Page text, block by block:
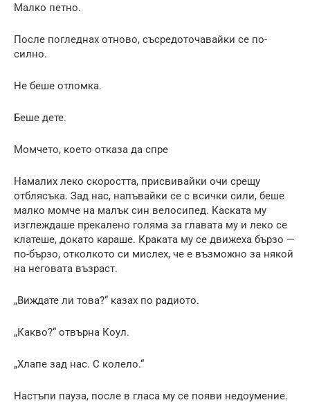
Малко петно.
После погледнах отново, съсредоточавайки се по-
силно.
Не беше отломка.
Беше дете.
Момчето, което отказа да спре
Намалих леко скоростта, присвивайки очи срещу
отблясъка. Зад нас, напъвайки се с всички сили, беше
малко момче на малък син велосипед. Каската му
изглеждаше прекалено голяма за главата му и леко се
клатеше, докато караше. Краката му се движеха бързо —
по-бързо, отколкото си мислех, че е възможно за някой
на неговата възраст.
„Виждате ли това?“ казах по радиото.
„Какво?“ отвърна Коул.
„Хлапе зад нас. С колело.“
Настъпи пауза, после в гласа му се появи недоумение.